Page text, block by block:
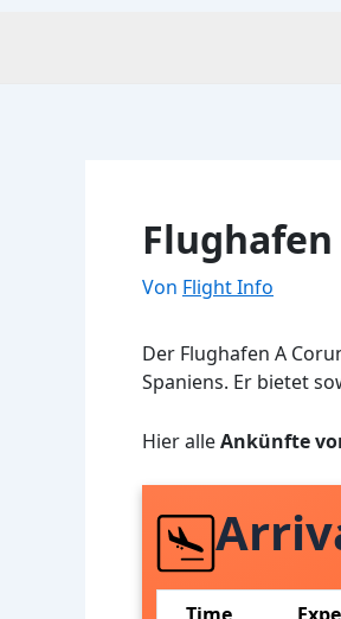
Von Flight Info
Der Flughafen A
Spaniens. Er bietet
Hier alleAnkünfte